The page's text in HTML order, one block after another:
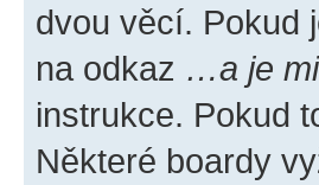
dvou věcí. Pokud
na odkaz …a je
instrukce. Pokud
Některé boardy